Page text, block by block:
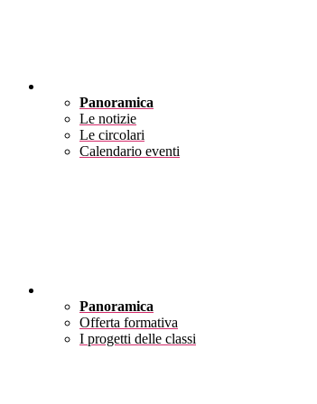
Panoramica
Le notizie
Le circolari
Calendario eventi
Panoramica
Offerta formativa
I progetti delle classi